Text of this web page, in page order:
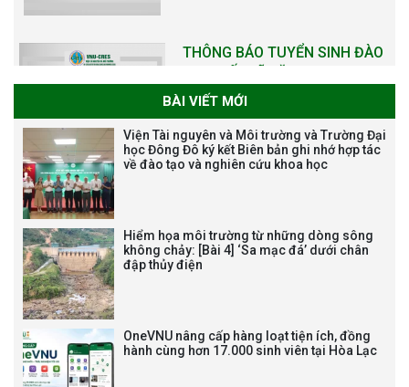
THÔNG BÁO TUYỂN SINH ĐÀO
THÔNG BÁO KẾ HOẠCH TỔ
VIỆN (1985-2025) VÀ ĐÓN
NHẬN HUÂN CHƯƠNG LAO
BÀI VIẾT MỚI
Viện Tài nguyên và Môi trường và Trường Đại
học Đông Đô ký kết Biên bản ghi nhớ hợp tác
về đào tạo và nghiên cứu khoa học
Hiểm họa môi trường từ những dòng sông
không chảy: [Bài 4] ‘Sa mạc đá’ dưới chân
đập thủy điện
OneVNU nâng cấp hàng loạt tiện ích, đồng
hành cùng hơn 17.000 sinh viên tại Hòa Lạc